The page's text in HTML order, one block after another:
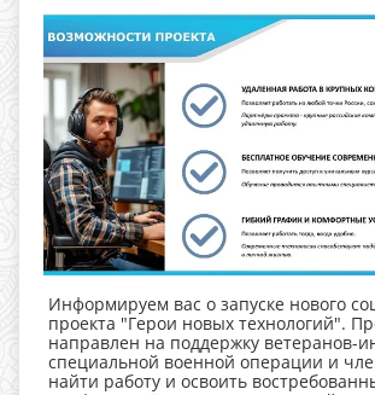
Информируем вас о запуске нового
проекта "Герои новых технологий".
направлен на поддержку ветеранов-
специальной военной операции и
найти работу и освоить